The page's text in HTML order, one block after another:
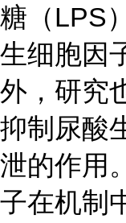
糖（LPS
生细胞因
外，研究
抑制尿酸
泄的作用。
子在机制